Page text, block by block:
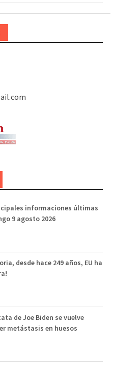
informaciones últimas
9 agosto 2026
desde hace 249 años, EU ha
de Joe Biden se vuelve
metástasis en huesos